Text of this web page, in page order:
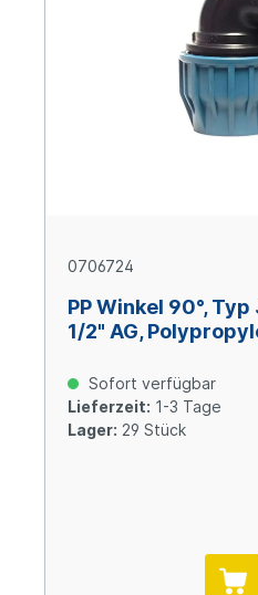
0706724
PP Winkel 90°,
1/2" AG,
Sofort verfügbar
Lieferzeit: 1-3 Tage
Lager: 29 Stück